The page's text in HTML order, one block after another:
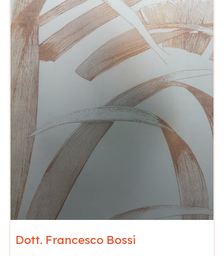
Dott. Francesco Bossi